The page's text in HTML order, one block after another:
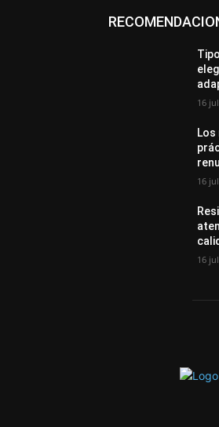
16
16
16